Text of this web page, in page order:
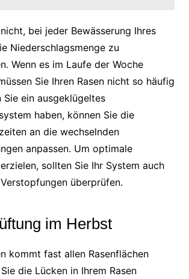
bei jeder Bewässerung Ihres
Niederschlagsmenge zu
Wenn es im Laufe der Woche
Sie Ihren Rasen nicht so häufig
Sie ein ausgeklügeltes
haben, können Sie die
an die wechselnden
anpassen. Um optimale
sollten Sie Ihr System auch
überprüfen.
im Herbst
kommt fast allen Rasenflächen
die Lücken in Ihrem Rasen